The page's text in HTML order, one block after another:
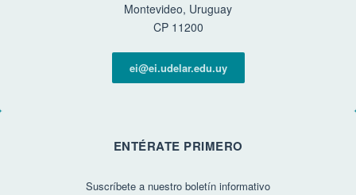
Montevideo, Uruguay
CP 11200
ei@ei.udelar.edu.uy
ENTÉRATE PRIMERO
Suscríbete a nuestro boletín informativo